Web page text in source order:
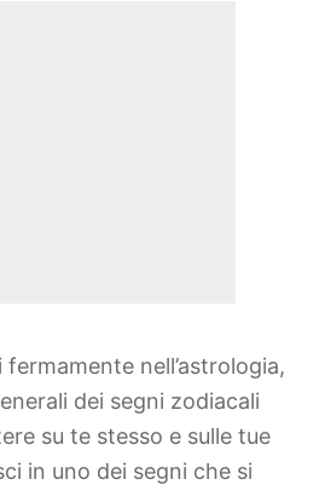
nell’astrologia,
dei segni zodiacali
su te stesso e sulle tue
in uno dei segni che si